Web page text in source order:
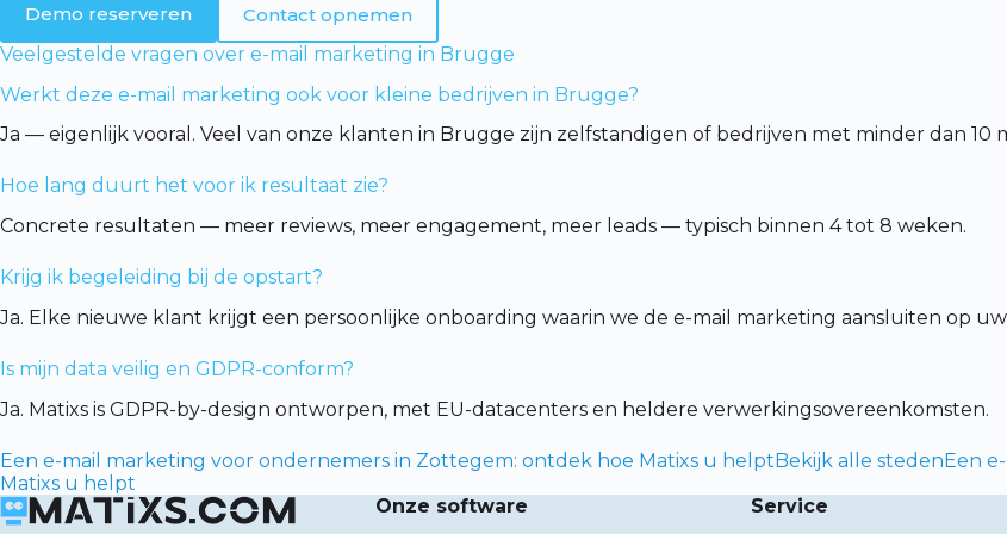
Demo reserveren
Contact opnemen
Veelgestelde vragen over e-mail marketing in Brugge
Werkt deze e-mail marketing ook voor kleine bedrijven in Brugge?
Ja — eigenlijk vooral. Veel van onze klanten in Brugge zijn zelfstandigen of bedrijven met minder dan 10
Hoe lang duurt het voor ik resultaat zie?
Concrete resultaten — meer reviews, meer engagement, meer leads — typisch binnen 4 tot 8 weken.
Krijg ik begeleiding bij de opstart?
Ja. Elke nieuwe klant krijgt een persoonlijke onboarding waarin we de e-mail marketing aansluiten op
Is mijn data veilig en GDPR-conform?
Ja. Matixs is GDPR-by-design ontworpen, met EU-datacenters en heldere verwerkingsovereenkomsten.
Een e-mail marketing voor ondernemers in Zottegem: ontdek hoe Matixs u helptBekijk alle stedenEen
Matixs u helpt
Onze software
Service